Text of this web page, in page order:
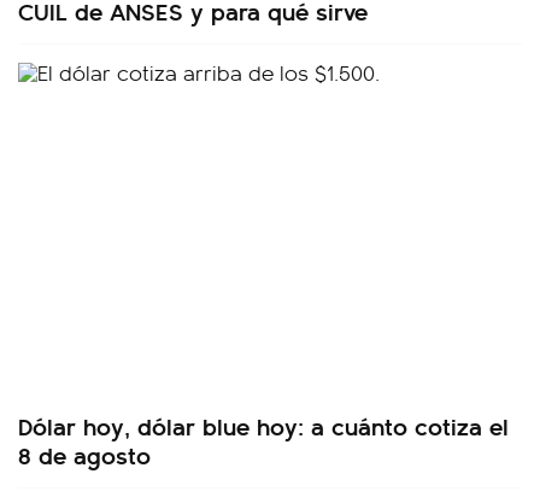
CUIL de ANSES y para qué sirve
Dólar hoy, dólar blue hoy: a cuánto cotiza el
8 de agosto